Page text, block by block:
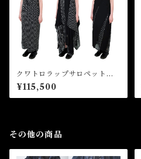
クワトロラップサロペット Q
uattro Wrap Salopette
¥115,500
その他の商品